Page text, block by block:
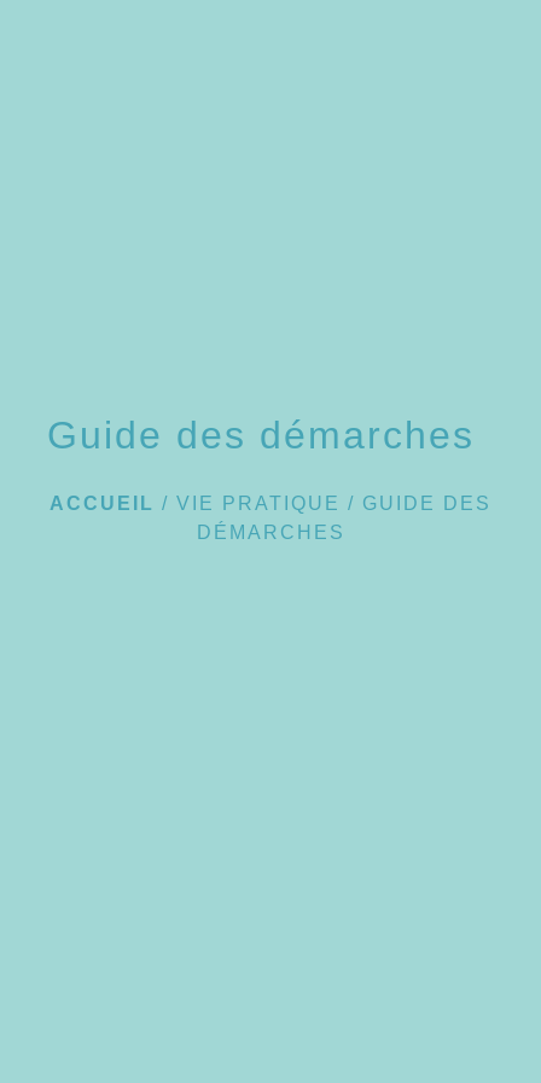
Guide des démarches
ACCUEIL / VIE PRATIQUE / GUIDE DES
DÉMARCHES